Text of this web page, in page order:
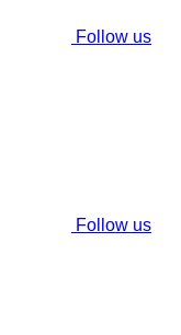
Follow us
Follow us